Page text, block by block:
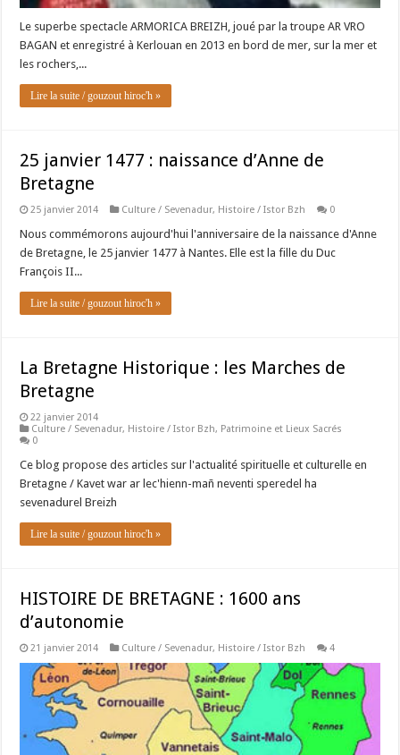
Le superbe spectacle ARMORICA BREIZH, joué par la troupe AR VRO
BAGAN et enregistré à Kerlouan en 2013 en bord de mer, sur la mer et
les rochers,...
Lire la suite / gouzout hiroc'h »
25 janvier 1477 : naissance d’Anne de
Bretagne
25 janvier 2014 Culture / Sevenadur, Histoire / Istor Bzh 0
Nous commémorons aujourd'hui l'anniversaire de la naissance d'Anne
de Bretagne, le 25 janvier 1477 à Nantes. Elle est la fille du Duc
François II...
Lire la suite / gouzout hiroc'h »
La Bretagne Historique : les Marches de
Bretagne
22 janvier 2014
Culture / Sevenadur, Histoire / Istor Bzh, Patrimoine et Lieux Sacrés
0
Ce blog propose des articles sur l'actualité spirituelle et culturelle en
Bretagne / Kavet war ar lec'hienn-mañ neventi speredel ha
sevenadurel Breizh
Lire la suite / gouzout hiroc'h »
HISTOIRE DE BRETAGNE : 1600 ans
d’autonomie
21 janvier 2014 Culture / Sevenadur, Histoire / Istor Bzh 4